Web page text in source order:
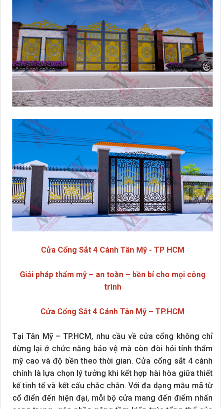
Cửa Cổng Sắt 4 Cánh Tân Mỹ - TP HCM
Giải pháp thẩm mỹ – an toàn – bền bỉ cho mọi công
trình
Cửa Cổng Sắt 4 Cánh Tân Mỹ – TP.HCM
Tại Tân Mỹ – TP.HCM, nhu cầu về cửa cổng không chỉ
dừng lại ở chức năng bảo vệ mà còn đòi hỏi tính thẩm
mỹ cao và độ bền theo thời gian. Cửa cổng sắt 4 cánh
chính là lựa chọn lý tưởng khi kết hợp hài hòa giữa thiết
kế tinh tế và kết cấu chắc chắn. Với đa dạng mẫu mã từ
cổ điển đến hiện đại, mỗi bộ cửa mang đến điểm nhấn